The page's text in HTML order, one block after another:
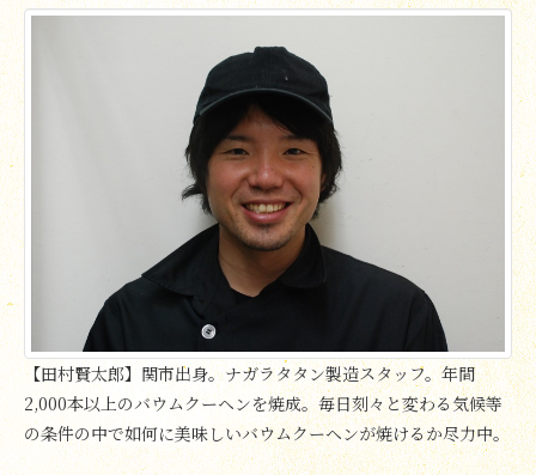
【田村賢太郎】関市出身。ナガラタタン製造スタッフ。年間
2,000本以上のバウムクーヘンを焼成。毎日刻々と変わる気候等
の条件の中で如何に美味しいバウムクーヘンが焼けるか尽力中。